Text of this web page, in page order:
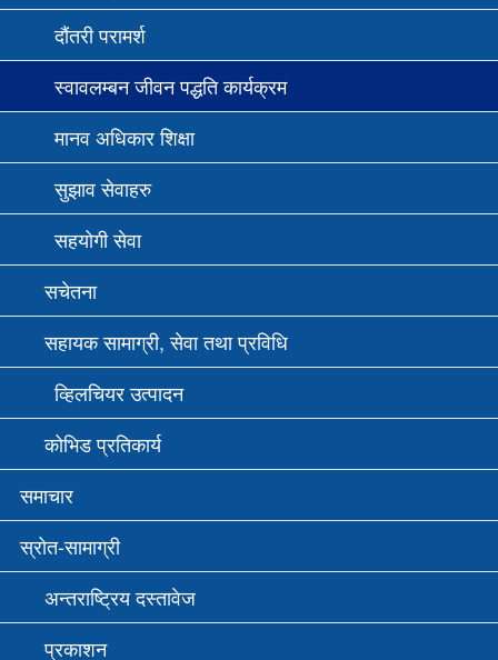
दौंतरी परामर्श
स्वावलम्बन जीवन पद्धति कार्यक्रम
मानव अधिकार शिक्षा
सुझाव सेवाहरु
सहयोगी सेवा
सचेतना
सहायक सामाग्री, सेवा तथा प्रविधि
व्हिलचियर उत्पादन
कोभिड प्रतिकार्य
समाचार
स्रोत-सामाग्री
अन्तराष्ट्रिय दस्तावेज
प्रकाशन